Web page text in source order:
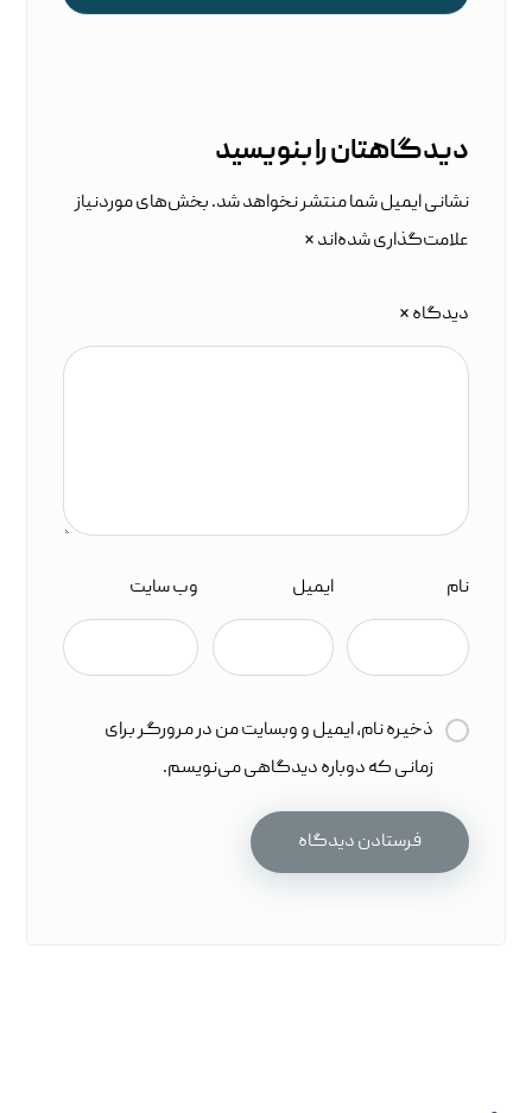
دیدگاهتان را بنویسید
نشانی ایمیل شما منتشر نخواهد شد.بخش‌های موردنیاز
علامت‌گذاری شده‌اند*
دیدگاه*
نام ایمیل وب‌ سایت
ذخیره نام، ایمیل و وبسایت من در مرورگر برای
زمانی که دوباره دیدگاهی می‌نویسم.